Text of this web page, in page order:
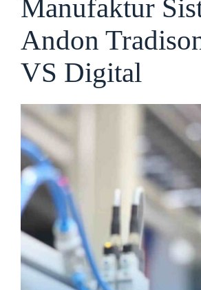
Manufaktur
Andon
VS Digital